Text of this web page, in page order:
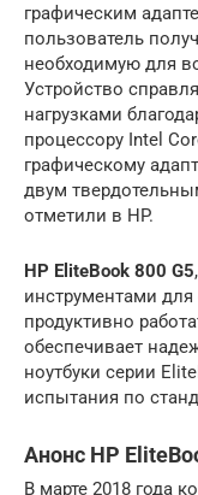
графическим
пользователь
необходимую для
Устройство
нагрузками
процессору Intel
графическому
двум
отметили в HP.
HP EliteBook 800 G5
инструментами
продуктивно
обеспечивает
ноутбуки серии
испытания по
Анонс HP
В марте 2018 года